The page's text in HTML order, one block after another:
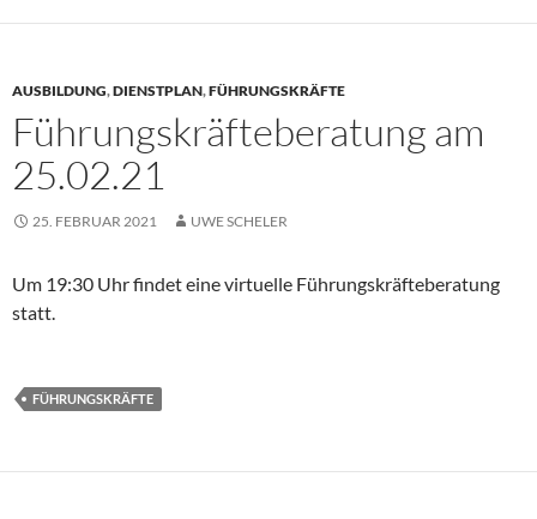
AUSBILDUNG,DIENSTPLAN,FÜHRUNGSKRÄFTE
Führungskräfteberatung am
25.02.21
25. FEBRUAR 2021 UWE SCHELER
Um 19:30 Uhr findet eine virtuelle Führungskräfteberatung
statt.
FÜHRUNGSKRÄFTE